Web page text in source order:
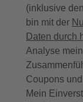
(inklusive
bin mit der
Daten durch
Analyse
Coupons
Mein